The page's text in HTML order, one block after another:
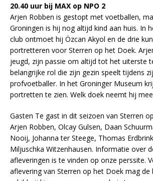
20.40 uur bij MAX op NPO 2
Arjen Robben is gestopt met voetballen,
Groningen is hij nog altijd kind aan huis. In
club ontmoet hij Özcan Akyol en de drie
portretteren voor Sterren op het Doek.
jeugd, zijn passie om altijd tot het uiterste
belangrijke rol die zijn gezin speelt tijdens
profvoetballer. In het Groninger Museum
portretten te zien. Welk doek neemt hij
Gasten Te gast in dit seizoen van Sterren
Arjen Robben, Olcay Gulsen, Daan
Nooij, Johanna ter Steege, Thomas
Miljuschka Witzenhausen. Informatie over
afleveringen is te vinden op onze perssite.
aflevering van Sterren op het Doek mag de